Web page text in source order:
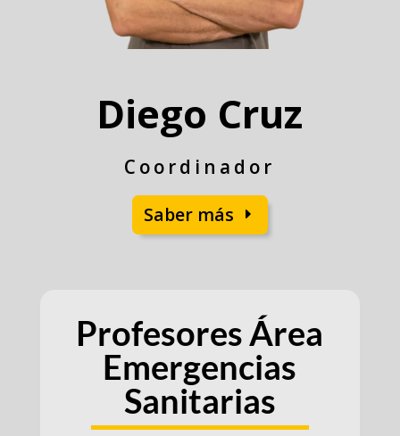
Diego Cruz
Coordinador
Saber más
Profesores Área
Emergencias
Sanitarias